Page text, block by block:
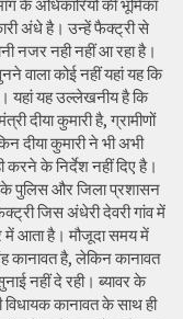
के अधिकारियों की भूमिका
अंधे है। उन्हें फैक्ट्री से
नजर नही नहीं आ रहा है।
वाला कोई नहीं यहां यह कि
यहां यह उल्लेखनीय है कि
दीया कुमारी है, ग्रामीणों
दीया कुमारी ने भी अभी
करने के निर्देश नहीं दिए है।
के पुलिस और जिला प्रशासन
जिस अंधेरी देवरी गांव में
में आता है। मौजूदा समय में
कानावत है, लेकिन कानावत
नहीं दे रही। ब्यावर के
कानावत के साथ ही